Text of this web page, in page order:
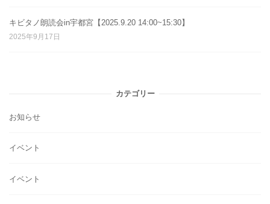
キビタノ朗読会in宇都宮【2025.9.20 14:00~15:30】
2025年9月17日
カテゴリー
お知らせ
イベント
イベント